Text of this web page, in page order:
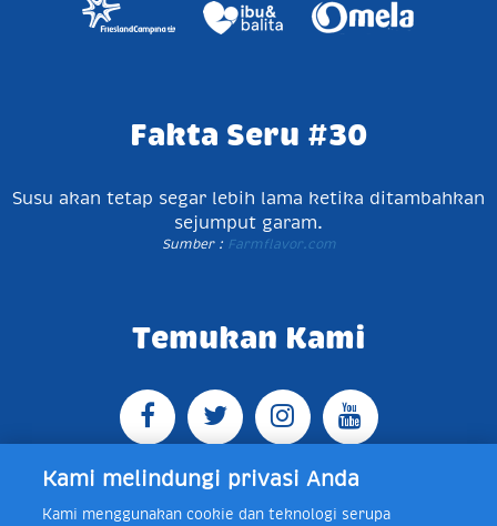
Fakta Seru #30
Susu akan tetap segar lebih lama ketika ditambahkan
sejumput garam.
Sumber :Farmflavor.com
Temukan Kami
Kami melindungi privasi Anda
Kami menggunakan cookie dan teknologi serupa